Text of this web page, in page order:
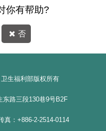
痛、缩短恢复期、提升
用于心脏外科、大肠直
合的单孔手术临床应用
的创新价值 86 岁陈姓
加「不老骑士环岛公益
手臂进行摄护腺切除
你有帮助?
否
生福利部版权所有
东路三段130巷9号B2F
：+886-2-2514-0114